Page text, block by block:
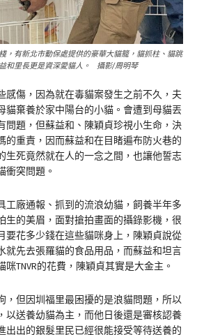
，有新北市動保處提供的豪華大貓籠，貓抓柱、貓跳
和里長更是資深愛貓人。 攝影/周明琴
感傷，因為就在毒貓案發生之前不久，夫
貓棄養於家中陽台的小貓。會遭到母貓丟
問題，但蘇益和、陳穎貞珍視小生命，決
的重責，因而蘇益和在目睹遍布防火巷的
生死竟然就在人的一念之間，也讓他誓志
衝突問題。
工廠通報、抓到的流浪幼貓，飼養半年多
生的美眉，面對搶拍畫面的攝錄影機，很
要花多少錢在這些貓咪身上，陳穎貞說從
就先去張羅貓的食品用品，而蘇益和坦言
TNVR的花費，陳穎貞其實是大金主。
，但因圳福里最困擾的是浪貓問題，所以
以送養幼貓為主，而他日後還是審核認養
出出的銀髮里民已經很能接受等待送養的